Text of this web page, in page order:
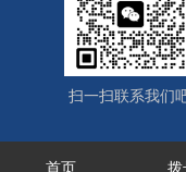
扫一扫联系我们
首页 拨